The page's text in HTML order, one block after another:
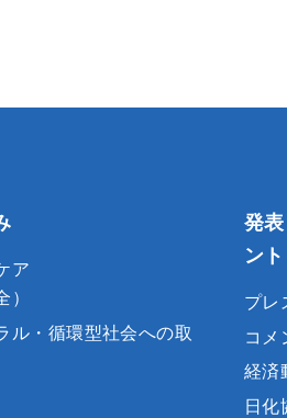
ア
）
ル・循環型社会への取
発
ント
プレ
コメ
経済
日化